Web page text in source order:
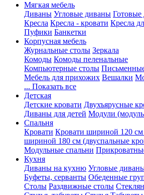
Мягкая мебель
Диваны Угловые диваны
Кресла Кресла - кровати Кресла
Пуфики Банкетки
Корпусная мебель
Журнальные столы Зеркала
Комоды Комоды пеленальные
Компьютерные столы
Мебель для прихожих Вешалки
... Показать все
Детская
Детские кровати Двухъярусные
Диваны для детей Модули
Спальня
Кровати Кровати шириной 120 см
шириной 180 см (двуспальные
Модульные спальни
Кухня
Диваны на кухню Угловые
Буфеты, серванты Обеденные
Столы Раздвижные столы